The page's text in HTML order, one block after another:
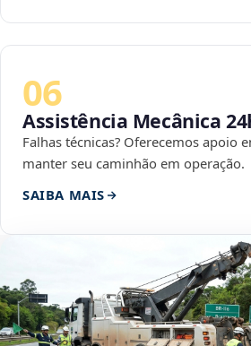
06
Assistência Mecânica
Falhas técnicas? Oferecemos apoio
manter seu caminhão em operação.
SAIBA MAIS